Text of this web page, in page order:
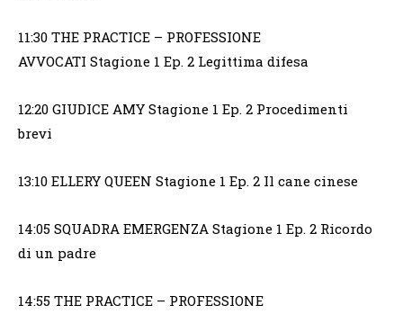
11:30 THE PRACTICE – PROFESSIONE
AVVOCATI Stagione 1 Ep. 2 Legittima difesa
12:20 GIUDICE AMY Stagione 1 Ep. 2 Procedimenti
brevi
13:10 ELLERY QUEEN Stagione 1 Ep. 2 Il cane cinese
14:05 SQUADRA EMERGENZA Stagione 1 Ep. 2 Ricordo
di un padre
14:55 THE PRACTICE – PROFESSIONE